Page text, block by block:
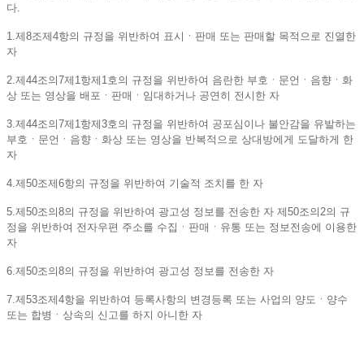
다.
1.제8조제4항의 규정을 위반하여 표시ㆍ판매 또는 판매할 목적으로 진열한
자
2.제44조의7제1항제1호의 규정을 위반하여 음란한 부호ㆍ문언ㆍ음향ㆍ화
상 또는 영상을 배포ㆍ판매ㆍ임대하거나 공연히 전시한 자
3.제44조의7제1항제3호의 규정을 위반하여 공포심이나 불안감을 유발하는
부호ㆍ문언ㆍ음향ㆍ화상 또는 영상을 반복적으로 상대방에게 도달하게 한
자
4.제50조제6항의 규정을 위반하여 기술적 조치를 한 자
5.제50조의8의 규정을 위반하여 광고성 정보를 전송한 자 제50조의2의 규
정을 위반하여 전자우편 주소를 수집ㆍ판매ㆍ유통 또는 정보전송에 이용한
자
6.제50조의8의 규정을 위반하여 광고성 정보를 전송한 자
7.제53조제4항을 위반하여 등록사항의 변경등록 또는 사업의 양도ㆍ양수
또는 합병ㆍ상속의 신고를 하지 아니한 자